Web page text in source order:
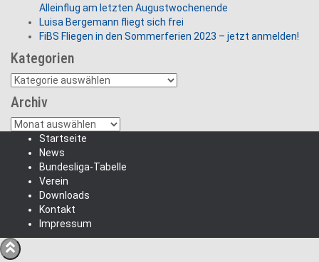
Alleinflug am letzten Augustwochenende
Luisa Bergemann fliegt sich frei
FiBS Fliegen in den Sommerferien 2023 – jetzt anmelden!
Kategorien
Kategorien
Archiv
Archiv
Startseite
News
Bundesliga-Tabelle
Verein
Downloads
Kontakt
Impressum